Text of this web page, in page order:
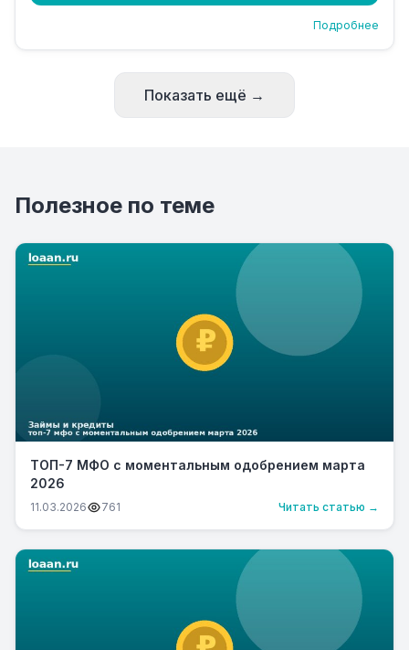
Подробнее
Показать ещё →
Полезное по теме
ТОП-7 МФО с моментальным одобрением марта
2026
11.03.2026 761 Читать статью →